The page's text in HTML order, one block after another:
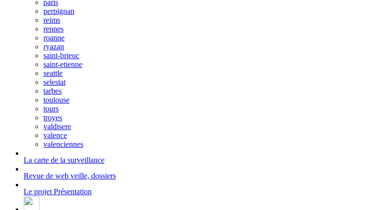
paris
perpignan
reims
rennes
roanne
ryazan
saint-brieuc
saint-etienne
seattle
selestat
tarbes
toulouse
tours
troyes
valdisere
valence
valenciennes
La carte de la surveillance
Revue de web veille, dossiers
Le projet Présentation